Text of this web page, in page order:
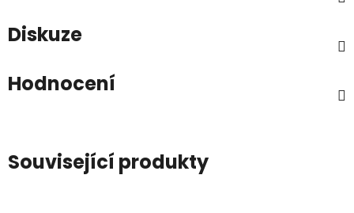
Diskuze
Hodnocení
Související produkty